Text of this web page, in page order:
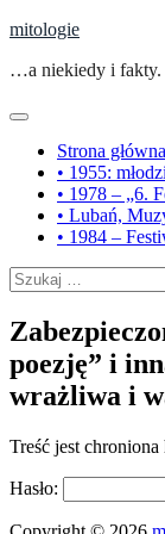
Skip
content
mitologie
…a niekiedy i fakty.
Strona główna
• 1955:
• 1978 – „6.
• Lubań,
• 1984 –
Szukaj:
poezję” i
wrażliwa i
Treść jest chroniona
Hasło: